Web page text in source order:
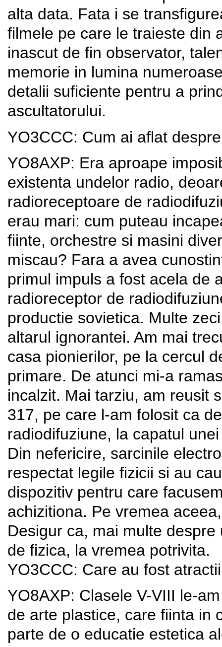
alta data. Fata i se
filmele pe care le traieste din
inascut de fin observator,
memorie in lumina
detalii suficiente pentru a
ascultatorului.
YO3CCC: Cum ai aflat
YO8AXP: Era aproape
existenta undelor radio,
radioreceptoare de
erau mari: cum puteau
fiinte, orchestre si masini
miscau? Fara a avea
primul impuls a fost acela de
radioreceptor de
productie sovietica. Multe
altarul ignorantei. Am mai
casa pionierilor, pe la cercul
primare. De atunci mi-a
incalzit. Mai tarziu, am reusit
317, pe care l-am folosit ca
radiodifuziune, la capatul
Din nefericire, sarcinile
respectat legile fizicii si au
dispozitiv pentru care
achizitiona. Pe vremea
Desigur ca, mai multe
de fizica, la vremea potrivita.
YO3CCC: Care au fost
YO8AXP: Clasele V-VIII le-
de arte plastice, care fiinta in
parte de o educatie estetica